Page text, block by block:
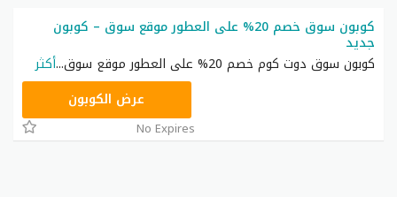
كوبون سوق خصم 20% على العطور موقع سوق – كوبون
جديد
كوبون سوق دوت كوم خصم 20% على العطور موقع سوق
...أكثر
BEAUTYعرض الكوبون
No Expires